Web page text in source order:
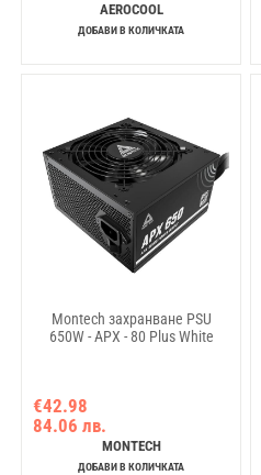
AEROCOOL
ДОБАВИ В КОЛИЧКАТА
Montech захранване PSU
650W - APX - 80 Plus White
€42.98
84.06 лв.
MONTECH
ДОБАВИ В КОЛИЧКАТА